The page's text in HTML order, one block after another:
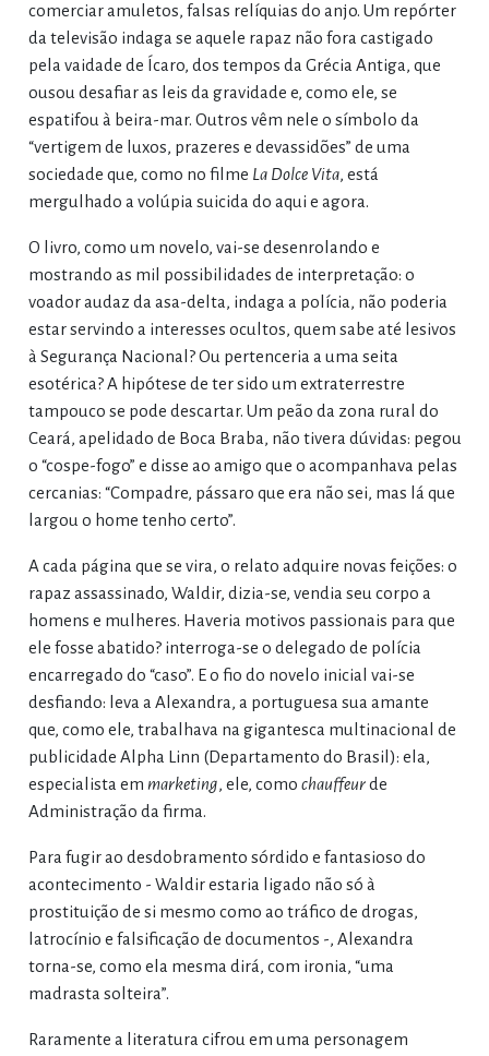
comerciar amuletos, falsas relíquias do anjo. Um repórter
da televisão indaga se aquele rapaz não fora castigado
pela vaidade de Ícaro, dos tempos da Grécia Antiga, que
ousou desafiar as leis da gravidade e, como ele, se
espatifou à beira-mar. Outros vêm nele o símbolo da
“vertigem de luxos, prazeres e devassidões” de uma
sociedade que, como no filme La Dolce Vita, está
mergulhado a volúpia suicida do aqui e agora.
O livro, como um novelo, vai-se desenrolando e
mostrando as mil possibilidades de interpretação: o
voador audaz da asa-delta, indaga a polícia, não poderia
estar servindo a interesses ocultos, quem sabe até lesivos
à Segurança Nacional? Ou pertenceria a uma seita
esotérica? A hipótese de ter sido um extraterrestre
tampouco se pode descartar. Um peão da zona rural do
Ceará, apelidado de Boca Braba, não tivera dúvidas: pegou
o “cospe-fogo” e disse ao amigo que o acompanhava pelas
cercanias: “Compadre, pássaro que era não sei, mas lá que
largou o home tenho certo”.
A cada página que se vira, o relato adquire novas feições: o
rapaz assassinado, Waldir, dizia-se, vendia seu corpo a
homens e mulheres. Haveria motivos passionais para que
ele fosse abatido? interroga-se o delegado de polícia
encarregado do “caso”. E o fio do novelo inicial vai-se
desfiando: leva a Alexandra, a portuguesa sua amante
que, como ele, trabalhava na gigantesca multinacional de
publicidade Alpha Linn (Departamento do Brasil): ela,
especialista em marketing, ele, como chauffeurde
Administração da firma.
Para fugir ao desdobramento sórdido e fantasioso do
acontecimento - Waldir estaria ligado não só à
prostituição de si mesmo como ao tráfico de drogas,
latrocínio e falsificação de documentos -, Alexandra
torna-se, como ela mesma dirá, com ironia, “uma
madrasta solteira”.
Raramente a literatura cifrou em uma personagem